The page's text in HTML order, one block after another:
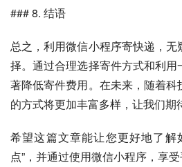
### 8. 结语
总之，利用微信小程序寄快递，
择。通过合理选择寄件方式和利用
著降低寄件费用。在未来，随着
的方式将更加丰富多样，让我们期
希望这篇文章能让您更好地了解
点”，并通过使用微信小程序，享